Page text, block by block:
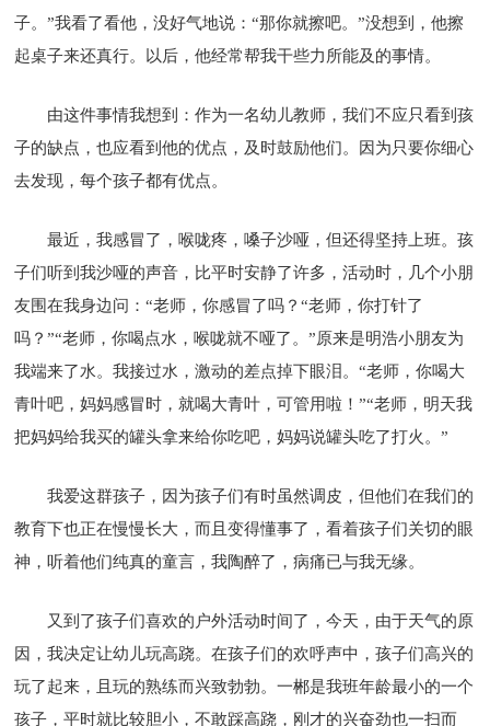
子。”我看了看他，没好气地说：“那你就擦吧。”没想到，他擦
起桌子来还真行。以后，他经常帮我干些力所能及的事情。
由这件事情我想到：作为一名幼儿教师，我们不应只看到孩
子的缺点，也应看到他的优点，及时鼓励他们。因为只要你细心
去发现，每个孩子都有优点。
最近，我感冒了，喉咙疼，嗓子沙哑，但还得坚持上班。孩
子们听到我沙哑的声音，比平时安静了许多，活动时，几个小朋
友围在我身边问：“老师，你感冒了吗？“老师，你打针了
吗？”“老师，你喝点水，喉咙就不哑了。”原来是明浩小朋友为
我端来了水。我接过水，激动的差点掉下眼泪。“老师，你喝大
青叶吧，妈妈感冒时，就喝大青叶，可管用啦！”“老师，明天我
把妈妈给我买的罐头拿来给你吃吧，妈妈说罐头吃了打火。”
我爱这群孩子，因为孩子们有时虽然调皮，但他们在我们的
教育下也正在慢慢长大，而且变得懂事了，看着孩子们关切的眼
神，听着他们纯真的童言，我陶醉了，病痛已与我无缘。
又到了孩子们喜欢的户外活动时间了，今天，由于天气的原
因，我决定让幼儿玩高跷。在孩子们的欢呼声中，孩子们高兴的
玩了起来，且玩的熟练而兴致勃勃。一郴是我班年龄最小的一个
孩子，平时就比较胆小，不敢踩高跷，刚才的兴奋劲也一扫而